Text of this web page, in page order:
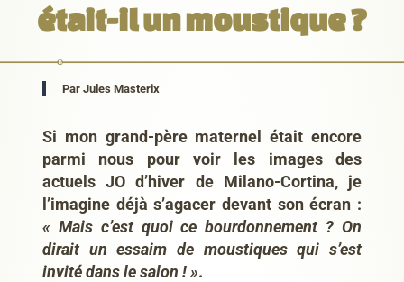
était-il un moustique ?
Par Jules Masterix
Si mon grand-père maternel était encore
parmi nous pour voir les images des
actuels JO d’hiver de Milano-Cortina, je
l’imagine déjà s’agacer devant son écran :
« Mais c’est quoi ce bourdonnement ? On
dirait un essaim de moustiques qui s’est
invité dans le salon ! ».